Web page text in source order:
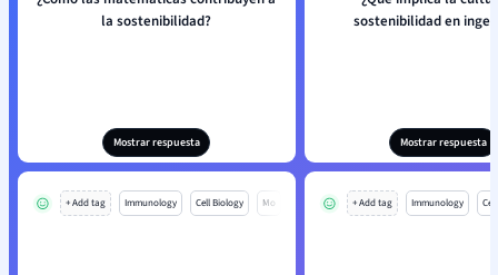
la sostenibilidad?
Mostrar respuesta
sostenibilidad en
Mostrar respuesta
+ Add tag Immunology Cell Biology Mo + Add tag Immunology